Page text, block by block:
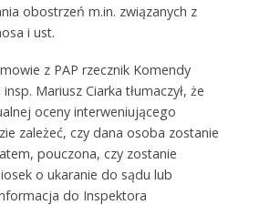
obostrzeń m.in. związanych z
i ust.
z PAP rzecznik Komendy
Mariusz Ciarka tłumaczył, że
oceny interweniującego
zależeć, czy dana osoba zostanie
pouczona, czy zostanie
o ukaranie do sądu lub
do Inspektora